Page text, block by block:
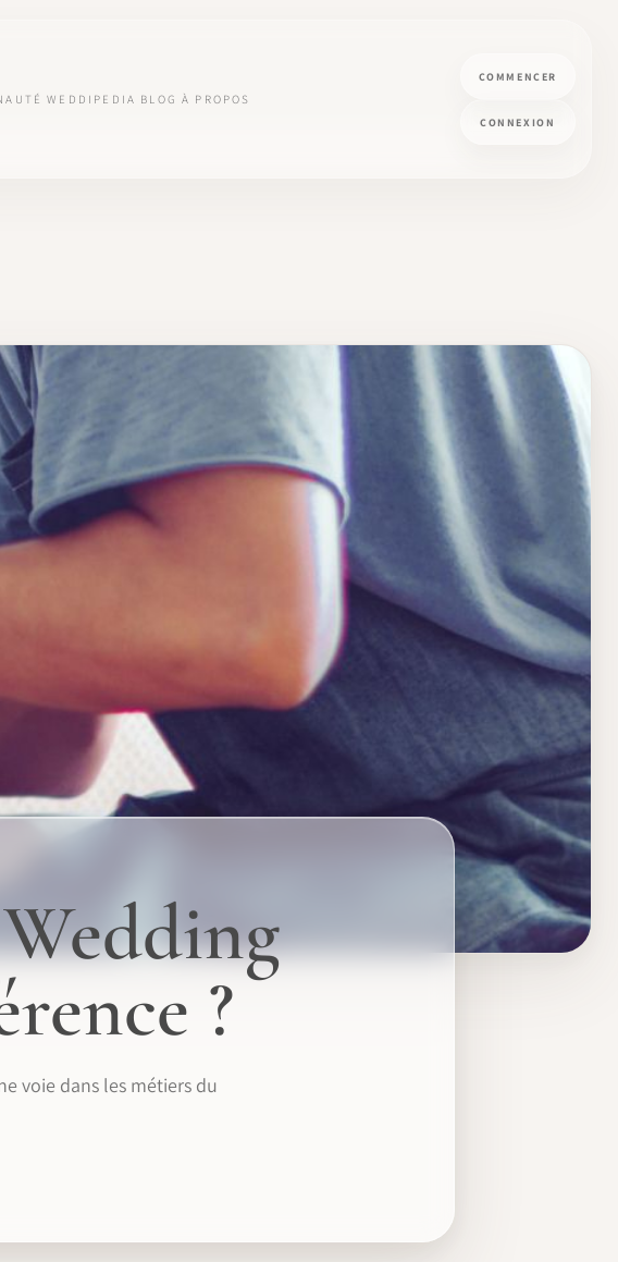
WEDDIPEDIA BLOG À PROPOS
COMMENCER
CONNEXION
?
voie dans les métiers du